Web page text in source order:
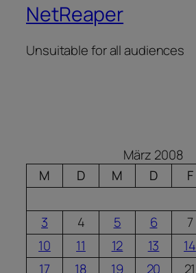
NetReaper
Unsuitable for all audiences
März 2008
M
D M D F
3
4 5 6 7
10
11 12 13 14
17
18 19 20 21